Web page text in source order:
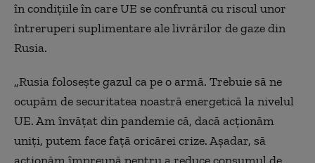
în condiţiile în care UE se confruntă cu riscul unor
întreruperi suplimentare ale livrărilor de gaze din
Rusia.
„Rusia folosește gazul ca pe o armă. Trebuie să ne
ocupăm de securitatea noastră energetică la nivelul
UE. Am învățat din pandemie că, dacă acționăm
uniți, putem face față oricărei crize. Așadar, să